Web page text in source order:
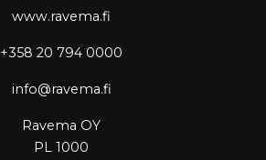
www.ravema.fi
+358 20 794 0000
info@ravema.fi
Ravema OY
PL 1000